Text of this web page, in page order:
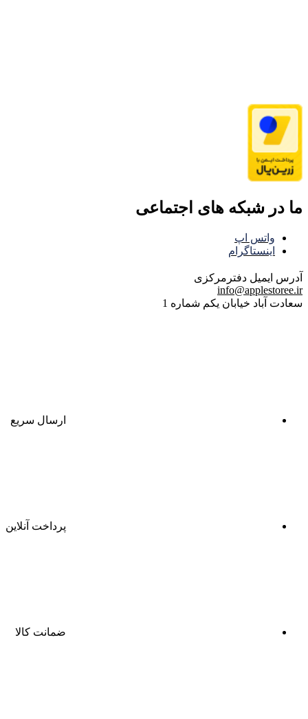
ما در شبکه های اجتماعی
واتس اپ
اینستاگرام
آدرس ایمیل دفترمرکزی
info@applestoree.ir
سعادت آباد خیابان یکم شماره 1
ارسال سریع
پرداخت آنلاین
ضمانت کالا